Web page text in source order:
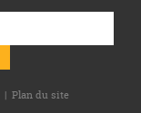
Plan du site